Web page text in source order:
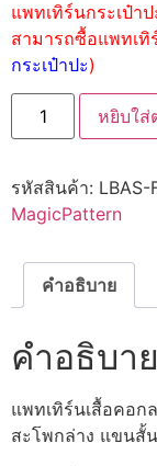
แพทเทิร์นกระเป๋า
สามารถซื้อแพทเทิ
กระเป๋าปะ)
หยิบใส่
รหัสสินค้า: LBAS-
MagicPattern
คำอธิบาย
คำอธิบาย
แพทเทิร์นเสื้อคอก
สะโพกล่าง แขนสั้